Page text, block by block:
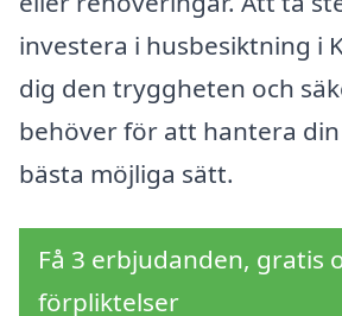
investera i husbesiktning i
dig den tryggheten och
behöver för att hantera
bästa möjliga sätt.
Få 3 erbjudanden, gratis
förpliktelser